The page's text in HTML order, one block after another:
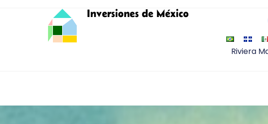
Inversiones de México
Riviera